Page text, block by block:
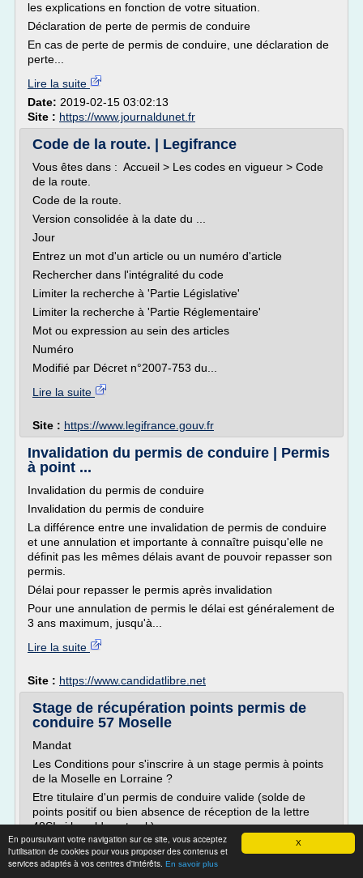
X
En poursuivant votre navigation sur ce site, vous acceptez
l'utilisation de cookies pour vous proposer des contenus et
services adaptés à vos centres d'intérêts. En savoir plus
les explications en fonction de votre situation.
Déclaration de perte de permis de conduire
En cas de perte de permis de conduire, une déclaration de
perte...
Lire la suite
Date: 2019-02-15 03:02:13
Site : https://www.journaldunet.fr
Code de la route. | Legifrance
Vous êtes dans : Accueil > Les codes en vigueur > Code
de la route.
Code de la route.
Version consolidée à la date du ...
Jour
Entrez un mot d'un article ou un numéro d'article
Rechercher dans l'intégralité du code
Limiter la recherche à 'Partie Législative'
Limiter la recherche à 'Partie Réglementaire'
Mot ou expression au sein des articles
Numéro
Modifié par Décret n°2007-753 du...
Lire la suite
Site : https://www.legifrance.gouv.fr
Invalidation du permis de conduire | Permis
à point ...
Invalidation du permis de conduire
Invalidation du permis de conduire
La différence entre une invalidation de permis de conduire
et une annulation et importante à connaître puisqu'elle ne
définit pas les mêmes délais avant de pouvoir repasser son
permis.
Délai pour repasser le permis après invalidation
Pour une annulation de permis le délai est généralement de
3 ans maximum, jusqu'à...
Lire la suite
Site : https://www.candidatlibre.net
Stage de récupération points permis de
conduire 57 Moselle
Mandat
Les Conditions pour s'inscrire à un stage permis à points
de la Moselle en Lorraine ?
Etre titulaire d'un permis de conduire valide (solde de
points positif ou bien absence de réception de la lettre
48SI si le solde est nul )
Avoir un solde de points inférieur à douze au moment de
l'inscription en stage